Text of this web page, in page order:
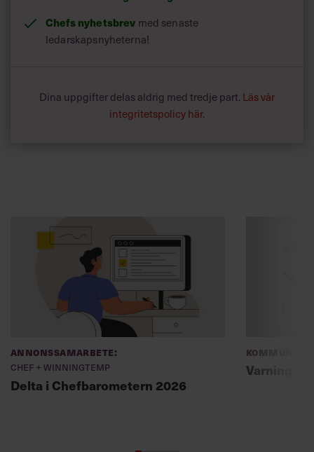
Chefs nyhetsbrev med senaste
ledarskapsnyheterna!
Dina uppgifter delas aldrig med tredje part. Läs vår
integritetspolicy här.
Annonssamarbete:
Chef + Winningtemp
Delta i Chefbarometern 2026
Varning